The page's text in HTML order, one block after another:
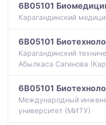
6B05101
Карагандинский
6B05101
Карагандинский
Абылкаса Сагинова
6B05101
Международный
университет (МИТУ)